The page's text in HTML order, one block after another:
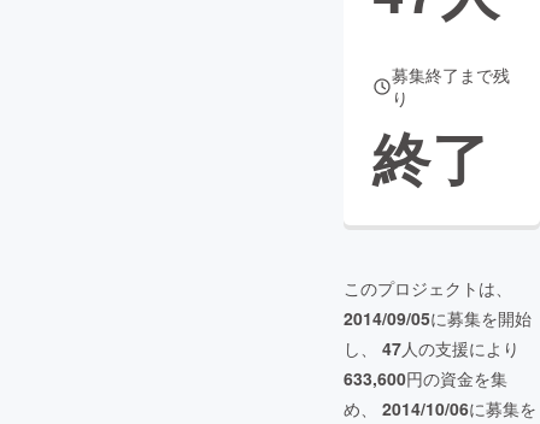
募集終了まで残
り
終了
このプロジェクトは、
2014/09/05に募集を開始
し、 47人の支援により
633,600円の資金を集
め、 2014/10/06に募集を